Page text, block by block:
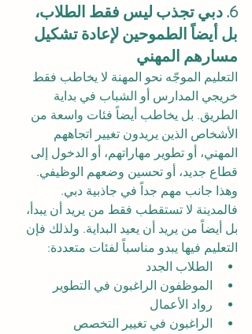
6. دبي تجذب ليس فقط الطلاب،
بل أيضاً الطموحين لإعادة تشكيل
مسارهم المهني
التعليم الموجّه نحو المهنة لا يخاطب فقط
خريجي المدارس أو الشباب في بداية
الطريق. بل يخاطب أيضاً فئات واسعة من
الأشخاص الذين يريدون تغيير اتجاههم
المهني، أو تطوير مهاراتهم، أو الدخول إلى
قطاع جديد، أو تحسين وضعهم الوظيفي.
وهذا جانب مهم جداً في جاذبية دبي.
فالمدينة لا تستقطب فقط من يريد أن يبدأ،
بل أيضاً من يريد أن يعيد البداية. ولذلك فإن
التعليم فيها يبدو مناسباً لفئات متعددة:
الطلاب الجدد
الموظفون الراغبون في التطوير
رواد الأعمال
الراغبون في تغيير التخصص